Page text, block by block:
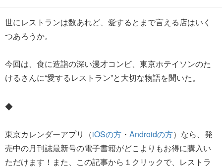
世にレストランは数あれど、愛するとまで言える店はいく
つあろうか。
今回は、食に造詣の深い漫才コンビ、東京ホテイソンのた
けるさんに“愛するレストラン”と大切な物語を聞いた。
◆
東京カレンダーアプリ（iOSの方 ・ Androidの方）なら、発
売中の月刊誌最新号の電子書籍がどこよりもお得に購入い
ただけます！また、この記事から１クリックで、レストラ